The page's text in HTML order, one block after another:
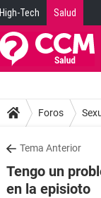
High-Tech Salud
Foros
Tema Anterior
Tengo un
en la episioto